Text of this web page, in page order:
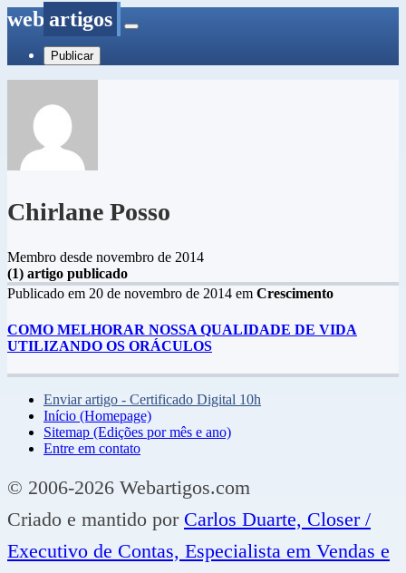
web artigos
Publicar
Chirlane Posso
Membro desde novembro de 2014
(1) artigo publicado
Publicado em 20 de novembro de 2014 em Crescimento
COMO MELHORAR NOSSA QUALIDADE DE VIDA
UTILIZANDO OS ORÁCULOS
Enviar artigo - Certificado Digital 10h
Início (Homepage)
Sitemap (Edições por mês e ano)
Entre em contato
© 2006-2026 Webartigos.com
Criado e mantido por Carlos Duarte, Closer /
Executivo de Contas, Especialista em Vendas e